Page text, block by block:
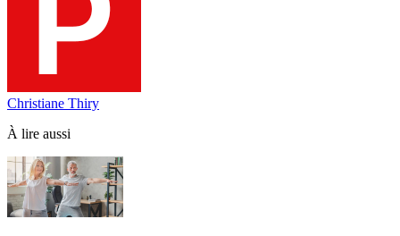
Christiane Thiry
À lire aussi